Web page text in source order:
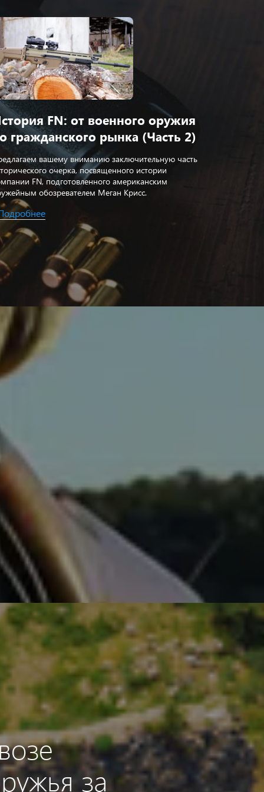
FN: от военного оружия
гражданского рынка (Часть 2)
вашему вниманию заключительную часть
очерка, посвященного истории
FN, подготовленного американским
обозревателем Меган Крисс.
за